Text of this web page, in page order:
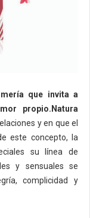
que invita a
propio. Natura
y en que el
este concepto, la
su línea de
y sensuales se
complicidad y